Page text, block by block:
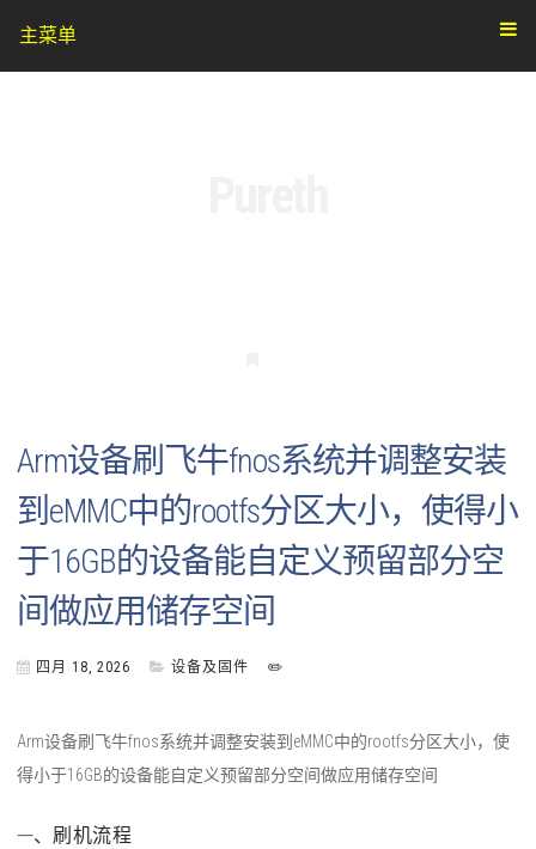
主菜单
Arm设备刷飞牛fnos系统并调整安装
到eMMC中的rootfs分区大小，使得小
于16GB的设备能自定义预留部分空
间做应用储存空间
四月 18, 2026 设备及固件 ✏️
Arm设备刷飞牛fnos系统并调整安装到eMMC中的rootfs分区大小，使
得小于16GB的设备能自定义预留部分空间做应用储存空间
一、刷机流程